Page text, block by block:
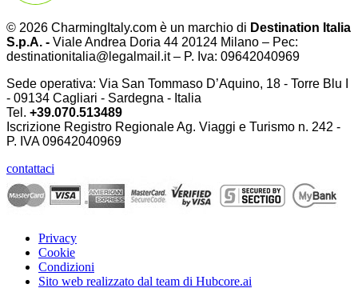
© 2026 CharmingItaly.com è un marchio di Destination Italia
S.p.A. - Viale Andrea Doria 44 20124 Milano – Pec:
destinationitalia@legalmail.it – P. Iva: 09642040969
Sede operativa: Via San Tommaso D’Aquino, 18 - Torre Blu I
- 09134 Cagliari - Sardegna - Italia
Tel. +39.070.513489
Iscrizione Registro Regionale Ag. Viaggi e Turismo n. 242 -
P. IVA09642040969
contattaci
Privacy
Cookie
Condizioni
Sito web realizzato dal team di Hubcore.ai